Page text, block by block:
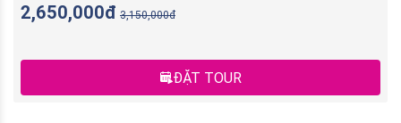
2,650,000đ 3,150,000đ
ĐẶT TOUR